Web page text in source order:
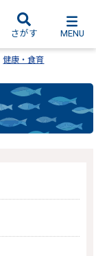
さがす MENU
健康・食育